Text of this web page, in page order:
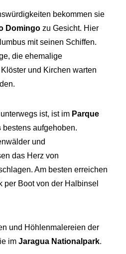
bekommen sie
Domingo zu Gesicht. Hier
mit seinen Schiffen.
die ehemalige
und Kirchen warten
ist, ist im Parque
bestens aufgehoben.
und
das Herz von
Am besten erreichen
per Boot von der Halbinsel
und Höhlenmalereien der
imJaragua Nationalpark.